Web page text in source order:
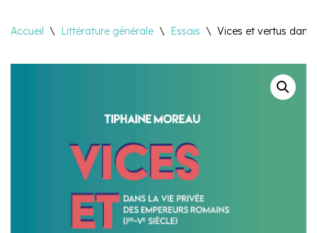
Accueil \ Littérature générale \ Essais \ Vices et vertus dans